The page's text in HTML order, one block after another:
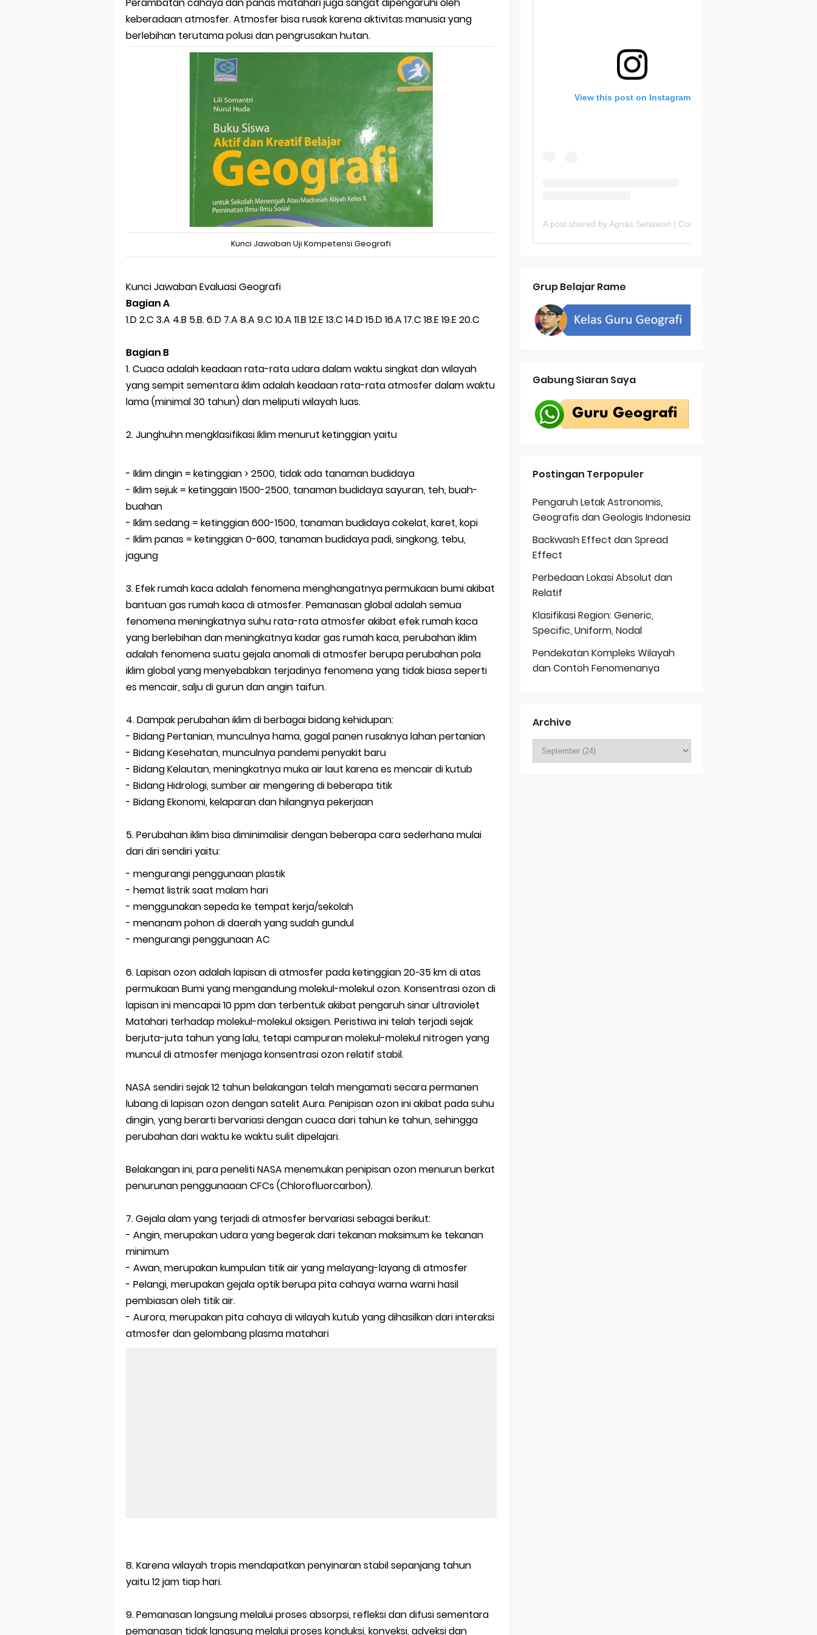
Latihan Soal TKA Geografi 2025 Topik Analisa Informasi Geospasial
STOP Belajar Geografi Pakai Cara Lama! 😤 TKA 2025 Beda Level. Kuasai 150 Bank Soal HOTS Sekarang!
Ebook Prediksi 150 Soal TKA Geografi 2025 + Kunci Jawaban
3 Jurus Sakti Menaklukkan Soal TKA Geografi [Wajib Baca]
Menjadi Pengajar Jaman Sekarang Makin Berat
keberadaan atmosfer. Atmosfer bisa rusak karena aktivitas manusia yang
berlebihan terutama polusi dan pengrusakan hutan.
Kunci Jawaban Uji Kompetensi Geografi
Kunci Jawaban Evaluasi Geografi
Bagian A
1.D 2.C 3.A 4.B 5.B. 6.D 7.A 8.A 9.C 10.A 11.B 12.E 13.C 14.D 15.D 16.A 17.C 18.E 19.E 20.C
Bagian B
1. Cuaca adalah keadaan rata-rata udara dalam waktu singkat dan wilayah
yang sempit sementara iklim adalah keadaan rata-rata atmosfer dalam waktu
lama (minimal 30 tahun) dan meliputi wilayah luas.
2. Junghuhn mengklasifikasi Iklim menurut ketinggian yaitu
- Iklim dingin = ketinggian > 2500, tidak ada tanaman budidaya
- Iklim sejuk = ketinggain 1500-2500, tanaman budidaya sayuran, teh, buah-
buahan
- Iklim sedang = ketinggian 600-1500, tanaman budidaya cokelat, karet, kopi
- Iklim panas = ketinggian 0-600, tanaman budidaya padi, singkong, tebu,
jagung
3. Efek rumah kaca adalah fenomena menghangatnya permukaan bumi akibat
bantuan gas rumah kaca di atmosfer. Pemanasan global adalah semua
fenomena meningkatnya suhu rata-rata atmosfer akibat efek rumah kaca
yang berlebihan dan meningkatnya kadar gas rumah kaca, perubahan iklim
adalah fenomena suatu gejala anomali di atmosfer berupa perubahan pola
iklim global yang menyebabkan terjadinya fenomena yang tidak biasa seperti
es mencair, salju di gurun dan angin taifun.
4. Dampak perubahan iklim di berbagai bidang kehidupan:
- Bidang Pertanian, munculnya hama, gagal panen rusaknya lahan pertanian
- Bidang Kesehatan, munculnya pandemi penyakit baru
- Bidang Kelautan, meningkatnya muka air laut karena es mencair di kutub
- Bidang Hidrologi, sumber air mengering di beberapa titik
- Bidang Ekonomi, kelaparan dan hilangnya pekerjaan
5. Perubahan iklim bisa diminimalisir dengan beberapa cara sederhana mulai
dari diri sendiri yaitu:
- mengurangi penggunaan plastik
- hemat listrik saat malam hari
- menggunakan sepeda ke tempat kerja/sekolah
- menanam pohon di daerah yang sudah gundul
- mengurangi penggunaan AC
6. Lapisan ozon adalah lapisan di atmosfer pada ketinggian 20−35 km di atas
permukaan Bumi yang mengandung molekul-molekul ozon. Konsentrasi ozon di
lapisan ini mencapai 10 ppm dan terbentuk akibat pengaruh sinar ultraviolet
Matahari terhadap molekul-molekul oksigen. Peristiwa ini telah terjadi sejak
berjuta-juta tahun yang lalu, tetapi campuran molekul-molekul nitrogen yang
muncul di atmosfer menjaga konsentrasi ozon relatif stabil.
NASA sendiri sejak 12 tahun belakangan telah mengamati secara permanen
lubang di lapisan ozon dengan satelit Aura. Penipisan ozon ini akibat pada suhu
dingin, yang berarti bervariasi dengan cuaca dari tahun ke tahun, sehingga
perubahan dari waktu ke waktu sulit dipelajari.
Belakangan ini, para peneliti NASA menemukan penipisan ozon menurun berkat
penurunan penggunaaan CFCs (Chlorofluorcarbon).
7. Gejala alam yang terjadi di atmosfer bervariasi sebagai berikut:
- Angin, merupakan udara yang begerak dari tekanan maksimum ke tekanan
minimum
- Awan, merupakan kumpulan titik air yang melayang-layang di atmosfer
- Pelangi, merupakan gejala optik berupa pita cahaya warna warni hasil
pembiasan oleh titik air.
- Aurora, merupakan pita cahaya di wilayah kutub yang dihasilkan dari interaksi
atmosfer dan gelombang plasma matahari
8. Karena wilayah tropis mendapatkan penyinaran stabil sepanjang tahun
yaitu 12 jam tiap hari.
9. Pemanasan langsung melalui proses absorpsi, refleksi dan difusi sementara
pemanasan tidak langsung melalui proses konduksi, konveksi, adveksi dan
View this post on Instagram
Grup Belajar Rame
Gabung Siaran Saya
Postingan Terpopuler
Pengaruh Letak Astronomis,
Geografis dan Geologis Indonesia
Backwash Effect dan Spread
Effect
Perbedaan Lokasi Absolut dan
Relatif
Klasifikasi Region: Generic,
Specific, Uniform, Nodal
Pendekatan Kompleks Wilayah
dan Contoh Fenomenanya
Archive